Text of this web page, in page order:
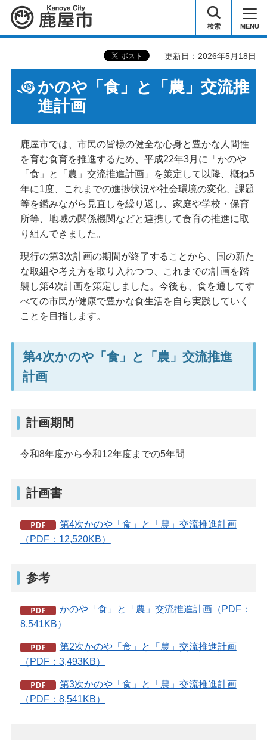
鹿屋市 検索 MENU
更新日：2026年5月18日
かのや「食」と「農」交流推
進計画
鹿屋市では、市民の皆様の健全な心身と豊かな人間性
を育む食育を推進するため、平成22年3月に「かのや
「食」と「農」交流推進計画」を策定して以降、概ね5
年に1度、これまでの進捗状況や社会環境の変化、課題
等を鑑みながら見直しを繰り返し、家庭や学校・保育
所等、地域の関係機関などと連携して食育の推進に取
り組んできました。
現行の第3次計画の期間が終了することから、国の新た
な取組や考え方を取り入れつつ、これまでの計画を踏
襲し第4次計画を策定しました。今後も、食を通してす
べての市民が健康で豊かな食生活を自ら実践していく
ことを目指します。
第4次かのや「食」と「農」交流推進
計画
計画期間
令和8年度から令和12年度までの5年間
計画書
第4次かのや「食」と「農」交流推進計画
（PDF：12,520KB）
参考
かのや「食」と「農」交流推進計画（PDF：
8,541KB）
第2次かのや「食」と「農」交流推進計画
（PDF：3,493KB）
第3次かのや「食」と「農」交流推進計画
（PDF：8,541KB）